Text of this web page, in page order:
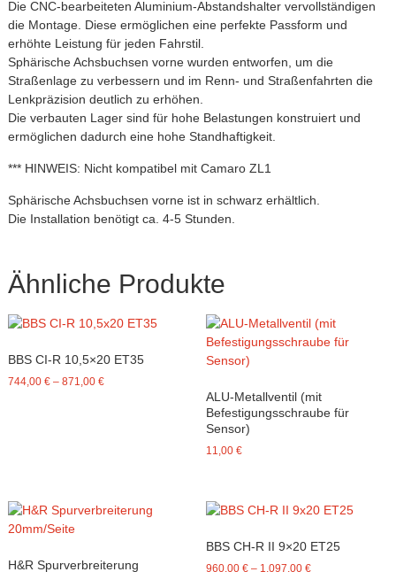
Die CNC-bearbeiteten Aluminium-Abstandshalter vervollständigen
die Montage. Diese ermöglichen eine perfekte Passform und
erhöhte Leistung für jeden Fahrstil.
Sphärische Achsbuchsen vorne wurden entworfen, um die
Straßenlage zu verbessern und im Renn- und Straßenfahrten die
Lenkpräzision deutlich zu erhöhen.
Die verbauten Lager sind für hohe Belastungen konstruiert und
ermöglichen dadurch eine hohe Standhaftigkeit.
*** HINWEIS: Nicht kompatibel mit Camaro ZL1
Sphärische Achsbuchsen vorne ist in schwarz erhältlich.
Die Installation benötigt ca. 4-5 Stunden.
Ähnliche Produkte
BBS CI-R 10,5×20 ET35
744,00 €– 871,00 €
ALU-Metallventil (mit
Befestigungsschraube für
Sensor)
11,00 €
H&R Spurverbreiterung
BBS CH-R II 9×20 ET25
960,00 €– 1.097,00 €